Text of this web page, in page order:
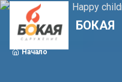
БОКАЯ
Начало